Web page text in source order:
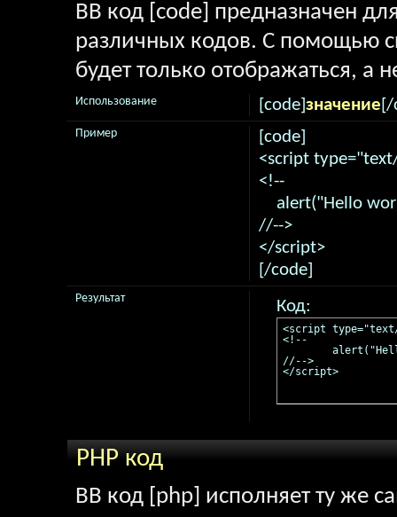
BB код [code] предназначен
различных кодов. С помощью
будет только отображаться, а
[code]значение[/
Использование
[code]
<script
<!--
alert("Hello
//-->
</script>
[/code]
Пример
Код:
<script
<!--
//-->
</script>
Результат
PHP код
BB код [php] исполняет ту же